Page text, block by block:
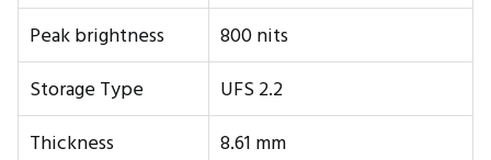
Peak brightness
800 nits
Storage Type
UFS 2.2
Thickness
8.61 mm